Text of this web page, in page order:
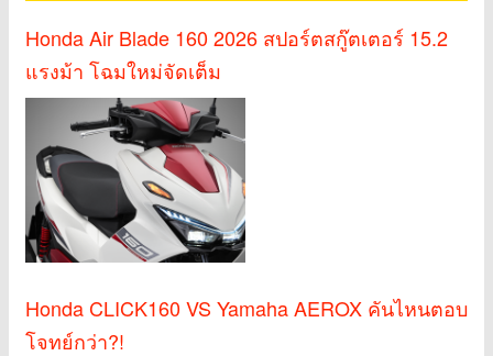
Honda Air Blade 160 2026 สปอร์ตสกู๊ตเตอร์ 15.2
แรงม้า โฉมใหม่จัดเต็ม
Honda CLICK160 VS Yamaha AEROX คันไหนตอบ
โจทย์กว่า?!